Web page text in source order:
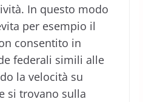
In questo modo
per esempio il
consentito in
federali simili alle
la velocità su
si trovano sulla